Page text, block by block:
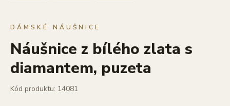
DÁMSKÉ NÁUŠNICE
Náušnice z bílého zlata s
diamantem, puzeta
Kód produktu: 14081